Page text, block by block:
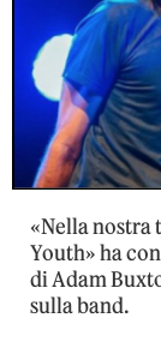
«Nella nostra
Youth» ha
di Adam
sulla band.